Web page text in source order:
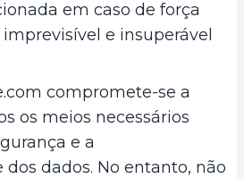
em caso de força
e insuperável
compromete-se a
os meios necessários
e a
dados. No entanto, não